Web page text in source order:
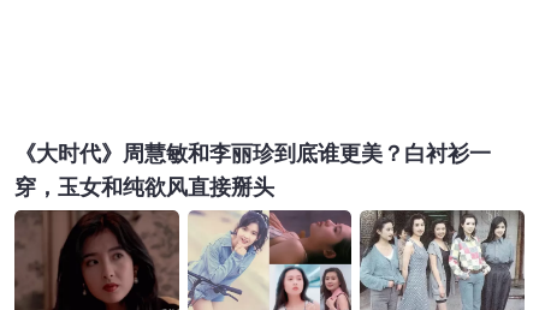
《大时代》周慧敏和李丽珍到底谁更美？白衬衫一
穿，玉女和纯欲风直接掰头